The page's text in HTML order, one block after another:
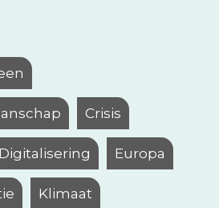
Crisis
Digitalisering Europa
Klimaat